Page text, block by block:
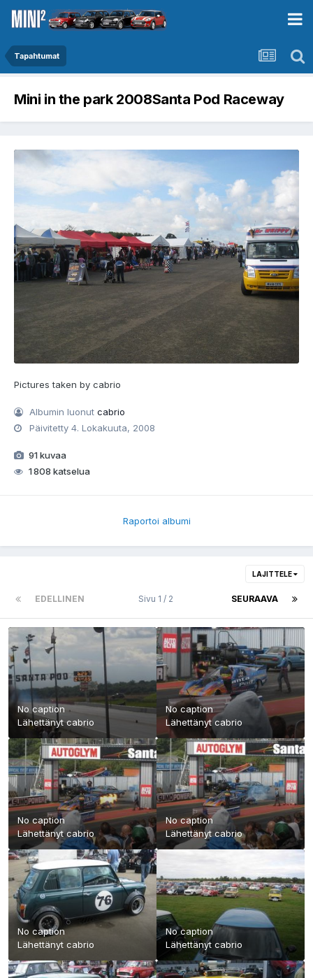
Tapahtumat
Mini in the park 2008Santa Pod Raceway
Pictures taken by cabrio
Albumin luonutcabrio
Päivitetty4. Lokakuuta, 2008
91 kuvaa
1 808 katselua
Raportoi albumi
LAJITTELE
EDELLINEN SEURAAVA
Sivu 1 / 2
No caption
Lähettänytcabrio
No caption
Lähettänytcabrio
No caption
Lähettänytcabrio
No caption
Lähettänyt cabrio
No caption
Lähettänyt cabrio
No caption
Lähettänyt cabrio